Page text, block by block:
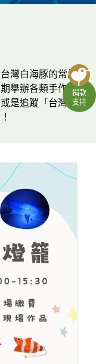
捐款
支持
灣白海豚的常設
舉辦各類手作、
是追蹤「台灣白